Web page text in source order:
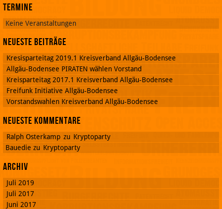
Termine
Keine Veranstaltungen
Neueste Beiträge
Kresisparteitag 2019.1 Kreisverband Allgäu-Bodensee
Allgäu-Bodensee PIRATEN wählen Vorstand
Kreisparteitag 2017.1 Kreisverband Allgäu-Bodensee
Freifunk Initiative Allgäu-Bodensee
Vorstandswahlen Kreisverband Allgäu-Bodensee
Neueste Kommentare
Ralph Osterkamp zu Kryptoparty
Bauedie zu Kryptoparty
Archiv
Juli 2019
Juli 2017
Juni 2017